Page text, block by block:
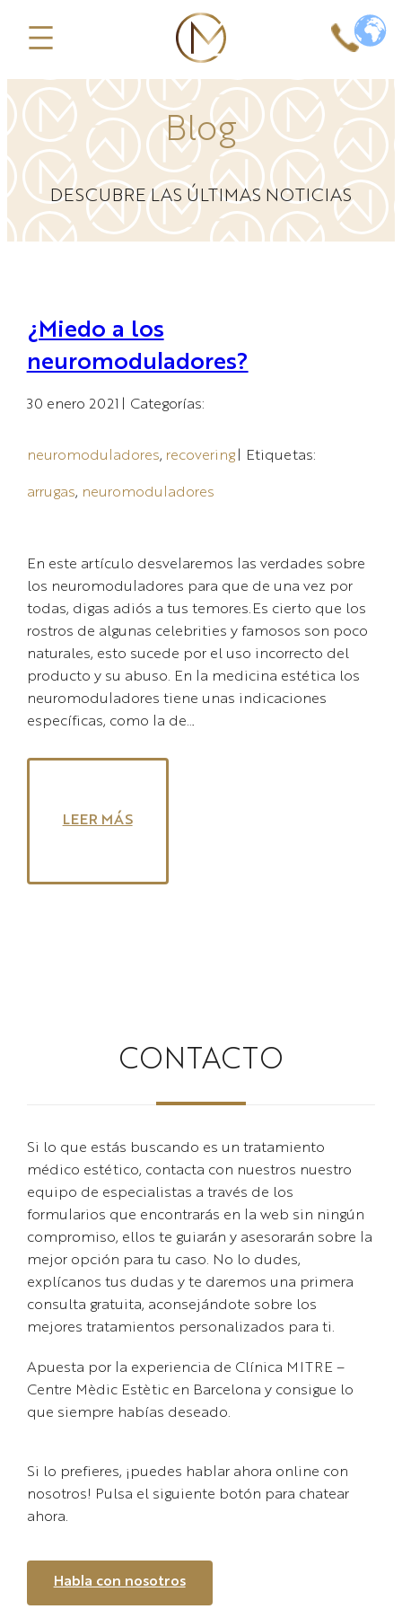
Blog
DESCUBRE LAS ÚLTIMAS NOTICIAS
¿Miedo a los
neuromoduladores?
30 enero 2021 Categorías:
neuromoduladores, recovering Etiquetas:
arrugas, neuromoduladores
En este artículo desvelaremos las verdades sobre
los neuromoduladores para que de una vez por
todas, digas adiós a tus temores.Es cierto que los
rostros de algunas celebrities y famosos son poco
naturales, esto sucede por el uso incorrecto del
producto y su abuso. En la medicina estética los
neuromoduladores tiene unas indicaciones
específicas, como la de…
LEER MÁS
:
los
CONTACTO
Si lo que estás buscando es un tratamiento
médico estético, contacta con nuestros nuestro
equipo de especialistas a través de los
formularios que encontrarás en la web sin ningún
compromiso, ellos te guiarán y asesorarán sobre la
mejor opción para tu caso. No lo dudes,
explícanos tus dudas y te daremos una primera
consulta gratuita, aconsejándote sobre los
mejores tratamientos personalizados para ti.
Apuesta por la experiencia de Clínica MITRE –
Centre Mèdic Estètic en Barcelona y consigue lo
que siempre habías deseado.
Si lo prefieres, ¡puedes hablar ahora online con
nosotros! Pulsa el siguiente botón para chatear
ahora.
Habla con nosotros